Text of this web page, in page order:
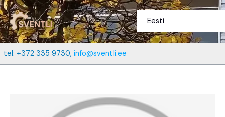
Перейти
к
содержимому
Eesti
tel: +372 335 9730, info@sventli.ee